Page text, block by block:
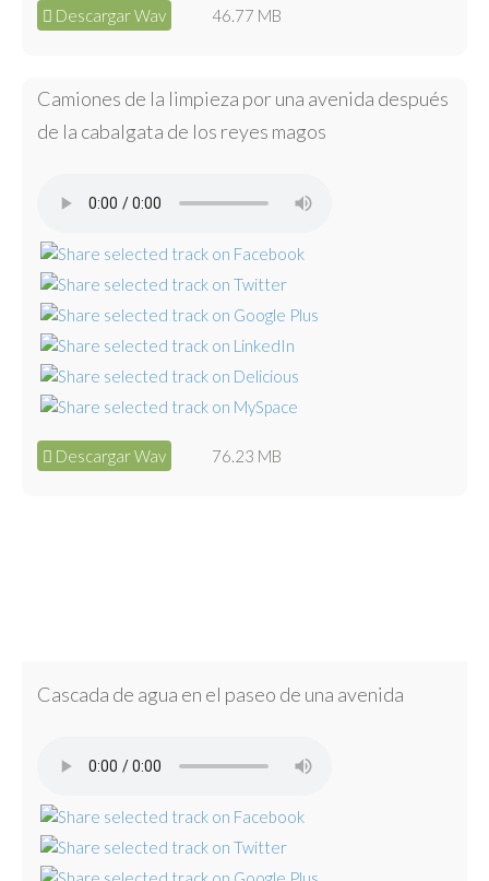
Descargar Wav 46.77 MB
Camiones de la limpieza por una avenida después
de la cabalgata de los reyes magos
Descargar Wav 76.23 MB
Cascada de agua en el paseo de una avenida